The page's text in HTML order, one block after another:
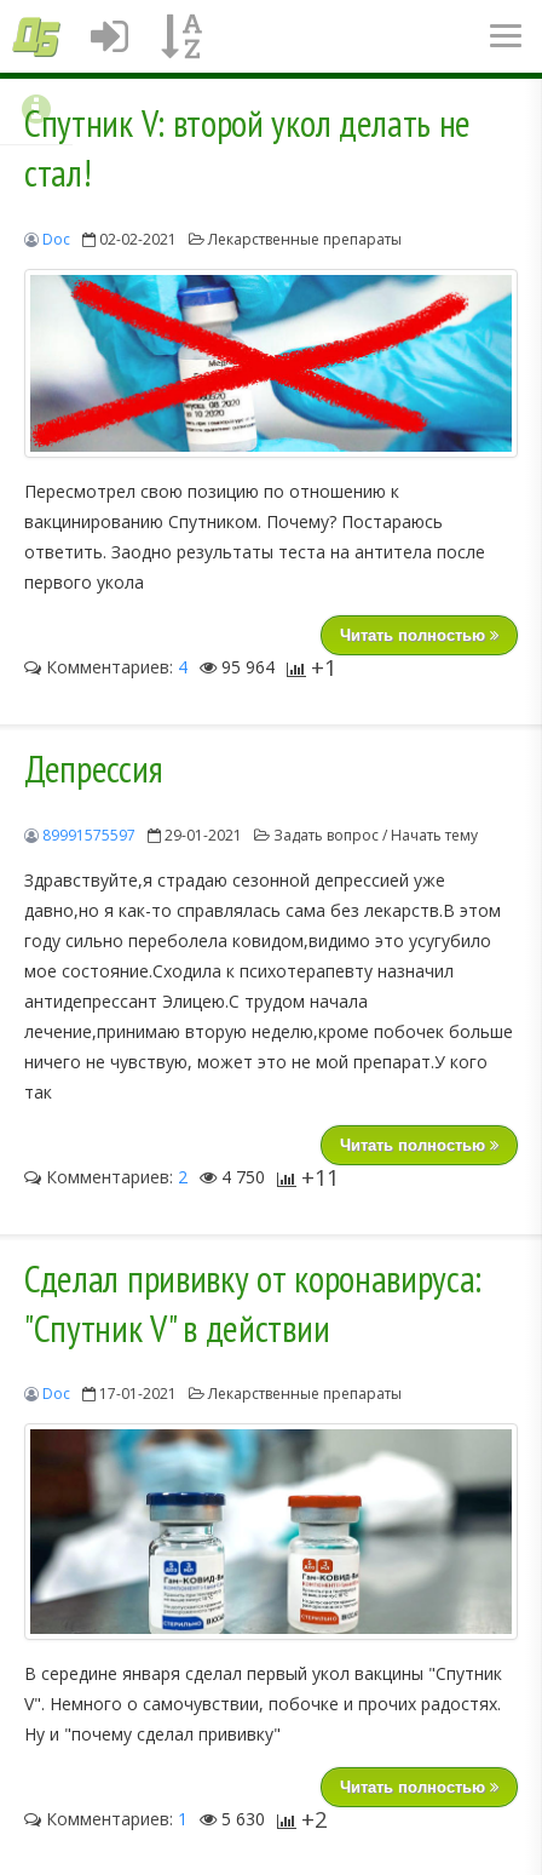
Спутник V: второй укол делать не
стал!
Doc 02-02-2021 Лекарственные препараты
Пересмотрел свою позицию по отношению к
вакцинированию Спутником. Почему? Постараюсь
ответить. Заодно результаты теста на антитела после
первого укола
Читать полностью
Комментариев: 4 95 964 +1
Депрессия
89991575597 29-01-2021 Задать вопрос / Начать тему
Здравствуйте,я страдаю сезонной депрессией уже
давно,но я как-то справлялась сама без лекарств.В этом
году сильно переболела ковидом,видимо это усугубило
мое состояние.Сходила к психотерапевту назначил
антидепрессант Элицею.С трудом начала
лечение,принимаю вторую неделю,кроме побочек больше
ничего не чувствую, может это не мой препарат.У кого
так
Читать полностью
Комментариев: 2 4 750 +11
Сделал прививку от коронавируса:
"Спутник V" в действии
Doc 17-01-2021 Лекарственные препараты
В середине января сделал первый укол вакцины "Спутник
V". Немного о самочувствии, побочке и прочих радостях.
Ну и "почему сделал прививку"
Читать полностью
Комментариев: 1 5 630 +2